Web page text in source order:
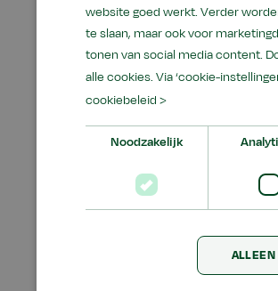
website goed werkt. Verder
te slaan, maar ook voor
tonen van social media content.
alle cookies. Via ‘cookie-
cookiebeleid >
Noodzakelijk
ALLEEN